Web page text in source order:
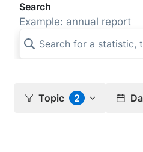
Search
Example: annual report
Topic 2